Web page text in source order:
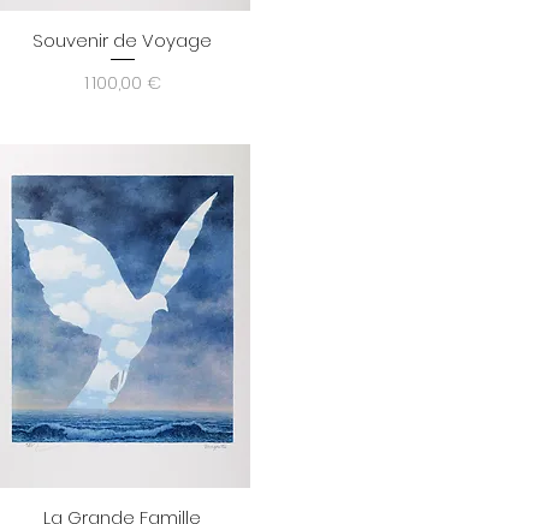
Aperçu rapide
Souvenir de Voyage
Prix
1 100,00 €
Aperçu rapide
La Grande Famille